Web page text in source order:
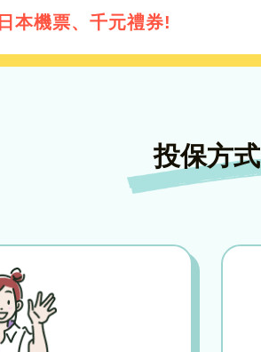
日本機票、千元禮券!
投保方式